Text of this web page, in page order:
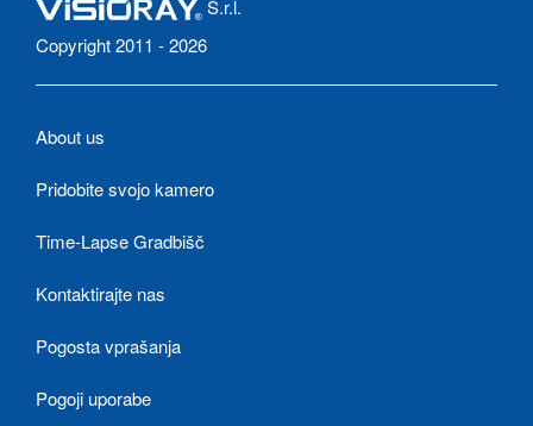
S.r.l.
Copyright 2011 - 2026
About us
Pridobite svojo kamero
Time-Lapse Gradbišč
Kontaktirajte nas
Pogosta vprašanja
Pogoji uporabe